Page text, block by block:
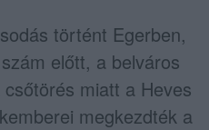
történt Egerben,
előtt, a belváros
miatt a Heves
megkezdték a